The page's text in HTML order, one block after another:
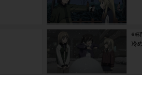
6杯
冷